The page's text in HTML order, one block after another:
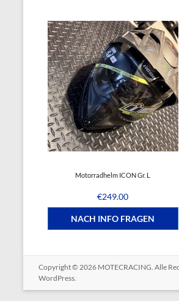
Motorradhelm ICON Gr. L
€249.00
NACH INFO FRAGEN
Copyright © 2026 MOTECRACING. Alle
WordPress.